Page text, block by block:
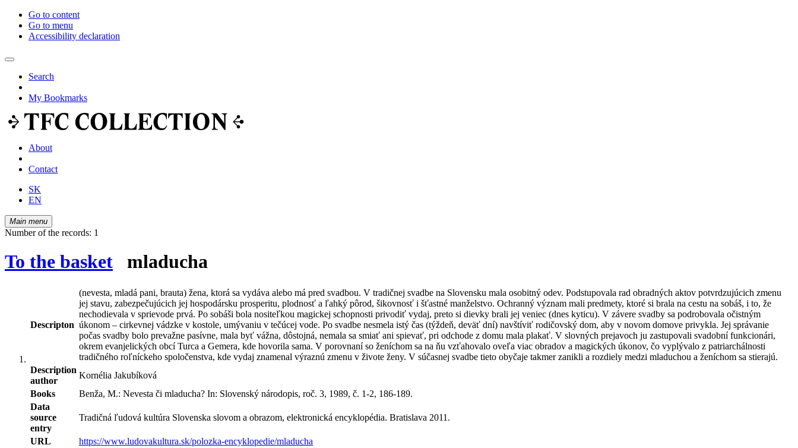
Go to content
Go to menu
Accessibility declaration
Search
My Bookmarks
About
Contact
SK
EN
Main menu
Number of the records: 1
To the basket mladucha
Descripton
(nevesta, mladá pani, brauta) žena, ktorá sa vydáva alebo má pred svadbou. V tradičnej svadbe na Slovensku mala osobitný odev. Podstupovala rad obradných aktov potvrdzujúcich zmenu
jej stavu, zabezpečujúcich jej hospodársku prosperitu, plodnosť a ľahký pôrod, šikovnosť i šťastné manželstvo. Ochranný význam mali predmety, ktoré si brala na cestu na sobáš, i to, že
nechodievala v sprievode prvá. Po sobáši bola nositeľkou magickej schopnosti privodiť vydaj, preto si dievky brali jej veniec (dnes kyticu). V závere svadby sa podrobovala očistným
úkonom – cirkevnej vádzke v kostole, umývaniu v tečúcej vode. Po svadbe nesmela istý čas (týždeň, deväť dní) navštíviť rodičovský dom, aby v novom domove privykla. Jej správanie
počas svadby bolo prevažne pasívne, mala byť vážna, dôstojná, nemala sa smiať ani spievať, pri odchode z domu mala plakať. V slovných prejavoch ju zastupovali svadobní funkcionári,
okrem evanjelických obcí Turca a Gemera, kde hovorila sama. V porovnaní so ženíchom sa na ňu vzťahovalo oveľa viac obradov a magických úkonov, čo vyplývalo z patriarchálnosti
tradičného roľníckeho spoločenstva, kde vydaj znamenal výraznú zmenu v živote ženy. V súčasnej svadbe tieto obyčaje takmer zanikli a rozdiely medzi mladuchou a ženíchom sa stierajú.
Description
author
Kornélia Jakubíková
Books
Benža, M.: Nevesta či mladucha? In: Slovenský národopis, roč. 3, 1989, č. 1-2, 186-189.
Data
source
entry
Tradičná ľudová kultúra Slovenska slovom a obrazom, elektronická encyklopédia. Bratislava 2011.
URL https://www.ludovakultura.sk/polozka-encyklopedie/mladucha